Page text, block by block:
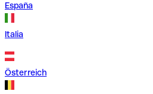
España
Italia
Österreich